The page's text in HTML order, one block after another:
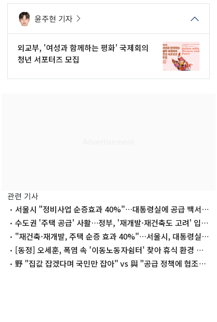
윤주현 기자
외교부, '여성과 함께하는 평화' 국제회의
청년 서포터즈 모집
관련 기사
서울시 "정비사업 순증효과 40%"…대통령실에 공급 백서
전달(종합)
수도권 '주택 공급' 사활…정부, '재개발·재건축도 고려' 입장
선회"재건축·재개발, 주택 순증 효과 40%"…서울시, 대통령실에
공급 '백서' 전달
[동정] 오세훈, 폭염 속 '이동노동자쉼터' 찾아 휴식 환경 점
검 野 "집값 잡겠다며 국민만 잡아" vs 與 "공급 정책에 협조하